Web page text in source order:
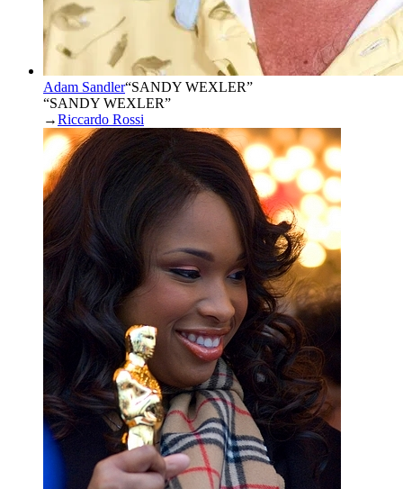
Adam Sandler“SANDY WEXLER”
“SANDY WEXLER”
→Riccardo Rossi